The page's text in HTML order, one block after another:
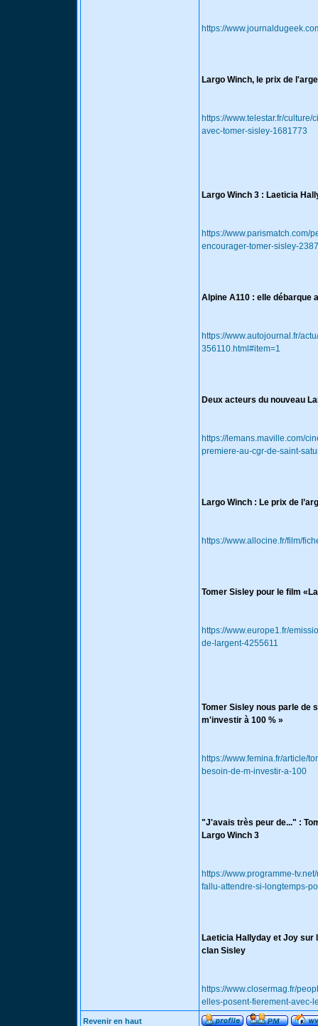
https://
Largo Winch, le prix de
https://www.telestar.fr/
avec-tomer-sisley-1681773
Largo Winch 3 : Laeticia
https://
encourager-tomer-sisley-
Alpine A110 : elle débarque
https://www.autojournal.fr/
356110.html#item=1
Deux acteurs du nouveau
https://lemans.maville.com/
premiere-au-cgr-de-saint-
Largo Winch : Le prix de
https://www.allocine.fr/film/
Tomer Sisley pour le film
https://www.europe1.fr/
de-largent-4255611
Tomer Sisley nous parle de
m'investir à 100 % »
https://www.femina.fr/article/
besoin-de-m-investir-a-100
"J'avais très peur de..." :
Largo Winch 3
https://www.programme-
fallu-attendre-si-longtemps-
Laeticia Hallyday et Joy sur
clan Sisley
https://www.closermag.fr/
elles-posent-fierement-avec-
Revenir en haut